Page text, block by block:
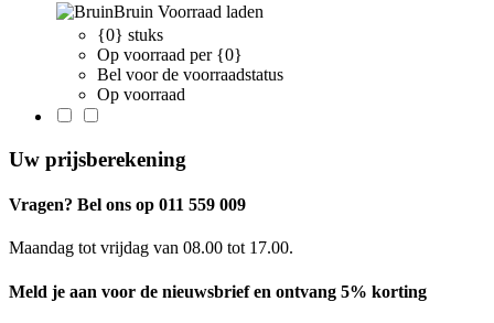
Bruin Voorraad laden
{0} stuks
Op voorraad per {0}
Bel voor de voorraadstatus
Op voorraad
Uw prijsberekening
Vragen? Bel ons op 011 559 009
Maandag tot vrijdag van 08.00 tot 17.00.
Meld je aan voor de nieuwsbrief en ontvang 5% korting